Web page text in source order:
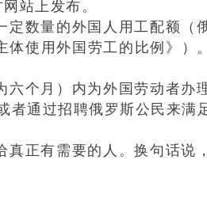
站上发布。
定数量的外国人用工配额（
使用外国劳工的比例》）
六个月）内为外国劳动者办
通过招聘俄罗斯公民来满
正有需要的人。换句话说